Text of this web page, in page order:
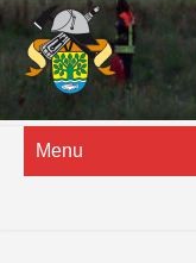
Menu